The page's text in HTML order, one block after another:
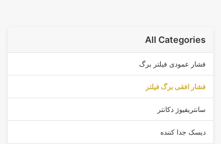
All Categories
فشار عمودی فیلتر برگ
فشار افقی برگ فیلتر
سانتریفیوژ دکانتر
دیسک جدا کننده